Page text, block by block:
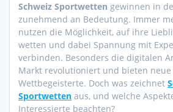
Schweiz Sportwetten gewinnen in
zunehmend an Bedeutung. Immer
nutzen die Möglichkeit, auf ihre
wetten und dabei Spannung mit
verbinden. Besonders die digitalen
Markt revolutioniert und bieten
Wettbegeisterte. Doch was zeichnet
Sportwetten aus, und welche
Interessierte beachten?